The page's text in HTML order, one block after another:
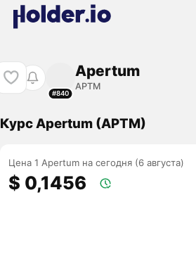
#840
Apertum
APTM
Курс Apertum (APTM)
Цена 1 Apertum на сегодня (6 августа)
$ 0,1456